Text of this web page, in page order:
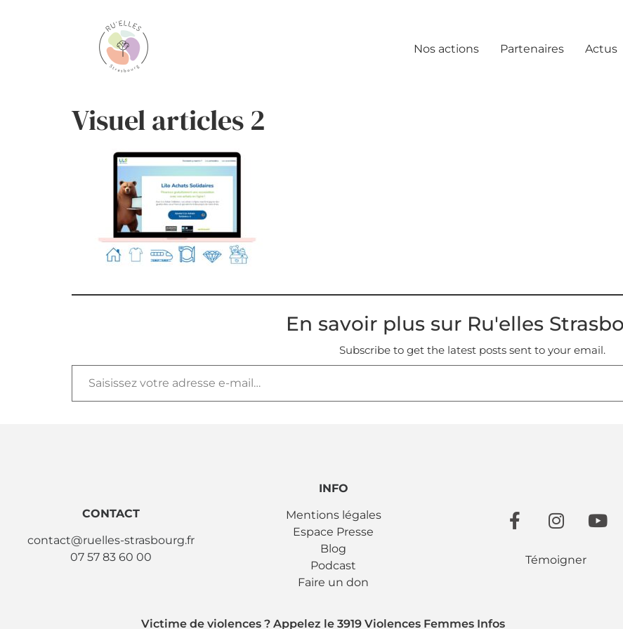
Nos actions Partenaires Actus
Visuel articles 2
En savoir plus sur Ru'elles
Subscribe to get the latest posts sent to your email.
CONTACT
contact@ruelles-strasbourg.fr
07 57 83 60 00
INFO
Mentions légales
Espace Presse
Blog
Podcast
Faire un don
Témoigner
Victime de violences ? Appelez le 3919 Violences Femmes Infos